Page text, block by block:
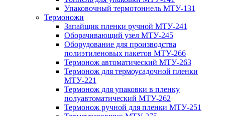
Упаковочный термотоннель МТУ-131
Термоножи
Запайщик пленки ручной МТУ-241
Оборачивающий узел МТУ-245
Оборудование для производства
полиэтиленовых пакетов МТУ-266
Термонож автоматический МТУ-263
Термонож для термоусадочной пленки
МТУ-221
Термонож для упаковки в пленку
полуавтоматический МТУ-262
Термонож ручной для пленки МТУ-251